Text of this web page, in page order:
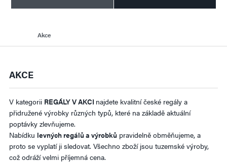
Akce
AKCE
V kategorii REGÁLY V AKCI najdete kvalitní české regály a
přidružené výrobky různých typů, které na základě aktuální
poptávky zlevňujeme.
Nabídku levných regálů a výrobků pravidelně obměňujeme, a
proto se vyplatí ji sledovat. Všechno zboží jsou tuzemské výroby,
což odráží velmi příjemná cena.